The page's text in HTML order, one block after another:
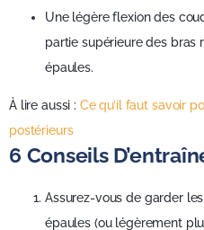
Une légère flexion des
partie supérieure des bras
épaules.
À lire aussi : Ce qu’il faut savoir
postérieurs
6 Conseils
Assurez-vous de garder
épaules (ou légèrement